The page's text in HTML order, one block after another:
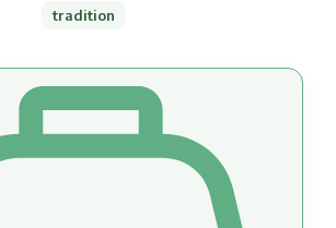
tradition